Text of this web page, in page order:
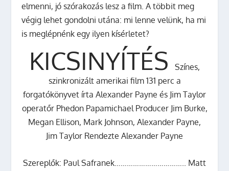
elmenni, jó szórakozás lesz a film. A többit meg
végig lehet gondolni utána: mi lenne velünk, ha mi
is meglépnénk egy ilyen kísérletet?
KICSINYÍTÉS
Színes,
szinkronizált amerikai film 131 perc a
forgatókönyvet írta Alexander Payne és Jim Taylor
operatőr Phedon Papamichael Producer Jim Burke,
Megan Ellison, Mark Johnson, Alexander Payne,
Jim Taylor Rendezte Alexander Payne
Szereplők: Paul Safranek…………………………….. Matt